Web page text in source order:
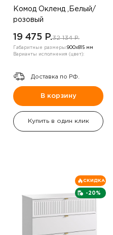
Комод Окленд ,Белый/
розовый
19 475 P.32 134 P.
Габаритные размеры:900х815 мм
Варианты исполнения (цвет):
Доставка по РФ.
В корзину
Купить в один клик
-20%
СКИДКА